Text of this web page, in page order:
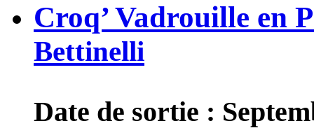
Croq’ Vadrouille en
Bettinelli
Date de sortie :